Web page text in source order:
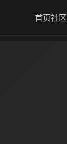
首页社区